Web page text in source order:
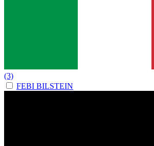
(3)
FEBI BILSTEIN